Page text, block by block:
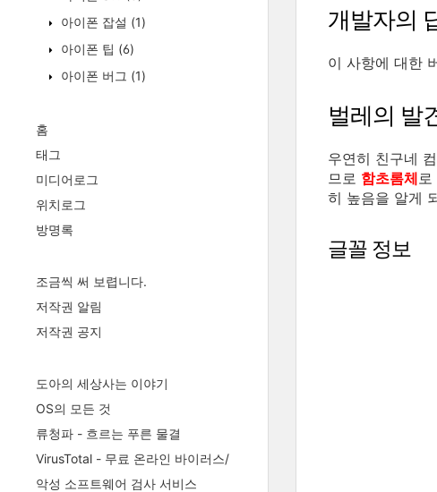
아이폰 잡설 (1)
아이폰 팁 (6)
아이폰 버그 (1)
홈
태그
미디어로그
위치로그
방명록
조금씩 써 보렵니다.
저작권 알림
저작권 공지
도아의 세상사는 이야기
OS의 모든 것
류청파 - 흐르는 푸른 물결
VirusTotal - 무료 온라인 바이러스/
악성 소프트웨어 검사 서비스
개발자의
이 사항에 대한
벌레의 발
우연히 친구네
므로 함초롬체로
히 높음을 알게
글꼴 정보